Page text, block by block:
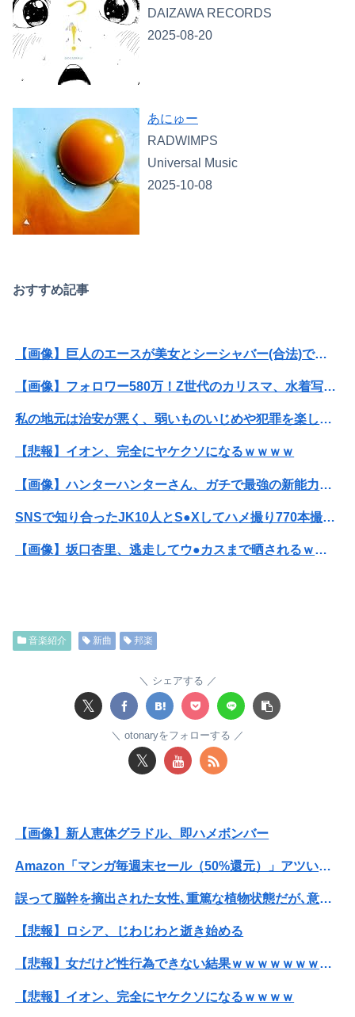
DAIZAWA RECORDS
2025-08-20
あにゅー
RADWIMPS
Universal Music
2025-10-08
おすすめ記事
【画像】巨人のエースが美女とシーシャバー(合法)で不倫wwwwww
【画像】フォロワー580万！Z世代のカリスマ、水着写真集の発売決定wwwwwさくら、沖縄を舞台にカワイイが爆発！！！
私の地元は治安が悪く、弱いものいじめや犯罪を楽しみながら行うことが陽キャの条件だった
【悲報】イオン、完全にヤケクソになるｗｗｗｗ
【画像】ハンターハンターさん、ガチで最強の新能力を登場させてしまうｗｗｗｗｗｗｗ
SNSで知り合ったJK10人とS●Xしてハメ撮り770本撮ったイケメン逮捕wwwwwwwwwwwwwww
【画像】坂口杏里、逃走してウ●カスまで晒されるｗｗｗｗｗ
【動画】甲子園の女性審判、大誤審で炎上
TBS新人アナ ブラチラ、お尻くっきり、Y字開脚！！
彼は私が何かしても、一度も「ありがとう」と言わない
中国、三峡ダムが全開放流。長江流域で深刻な洪水被害
音楽紹介 新曲 邦楽
シェアする
𝕏
otonaryをフォローする
𝕏
【画像】新人恵体グラドル、即ハメボンバー
Amazon「マンガ毎週末セール（50%還元）」アツいスポーツマンガ祭り最終日到来！！！
誤って脳幹を摘出された女性､重篤な植物状態だが､意識は正常で何かを思考していると判明
【悲報】ロシア、じわじわと逝き始める
【悲報】女だけど性行為できない結果ｗｗｗｗｗｗｗｗｗｗwwww
【悲報】イオン、完全にヤケクソになるｗｗｗｗ